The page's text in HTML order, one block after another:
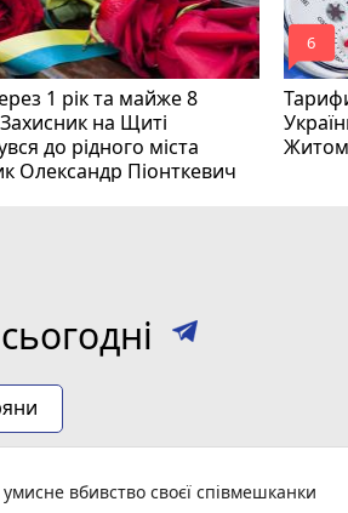
1 рік та майже 8
Захисник на Щиті
до рідного міста
Олександр Піонткевич
mode_comment
6
вбивство своєї співмешканки